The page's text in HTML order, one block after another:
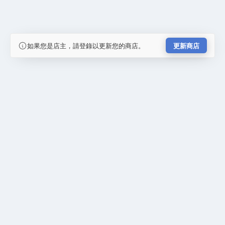
如果您是店主，請登錄以更新您的商店。 更新商店